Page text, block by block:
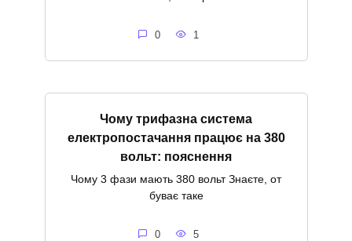
0 1
Чому трифазна система
електропостачання працює на 380
вольт: пояснення
Чому 3 фази мають 380 вольт Знаєте, от
буває таке
0 5